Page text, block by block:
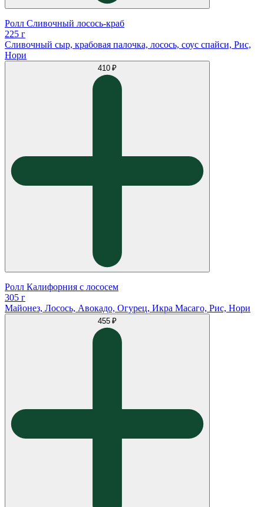
Ролл Сливочный лосось-краб
225 г
Сливочный сыр, крабовая палочка, лосось, соус спайси, Рис,
Нори
410 ₽
Ролл Калифорния с лососем
305 г
Майонез, Лосось, Авокадо, Огурец, Икра Масаго, Рис, Нори
455 ₽